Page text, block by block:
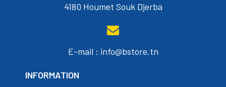
4180 Houmet Souk Djerba
E-mail : info@bstore.tn
INFORMATION